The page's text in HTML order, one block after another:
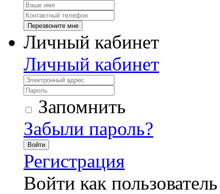
Перезвоните мне
Личный кабинет
Личный кабинет
Запомнить
Забыли пароль?
Войти
Регистрация
Войти как пользователь